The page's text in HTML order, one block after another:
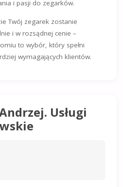
i pasji do zegarków.
Twój zegarek zostanie
i w rozsądnej cenie –
to wybór, który spełni
wymagających klientów.
Usługi